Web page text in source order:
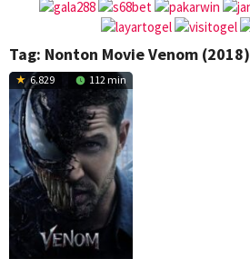
Tag: Nonton Movie Venom (2018)
6.829 112 min